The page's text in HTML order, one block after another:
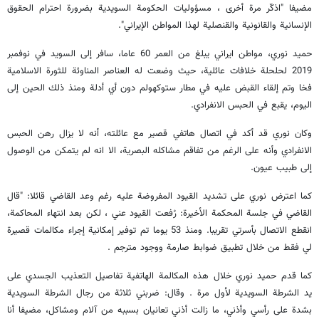
مضيفا "اذكّر مرة أخرى ، مسؤوليات الحكومة السويدية بضرورة احترام الحقوق
الإنسانية والقانونية والقنصلية لهذا المواطن الإيراني".
حميد نوري، مواطن ايراني يبلغ من العمر 60 عاما، سافر إلى السويد في نوفمبر
2019 لحلحلة خلافات عائلية، حيث وضعت له العناصر المناوئة للثورة الاسلامية
فخا وتم إلقاء القبض عليه في مطار ستوكهولم دون أي أدلة ومنذ ذلك الحين إلى
اليوم، يقبع في الحبس الانفرادي.
وكان نوري قد أكد في اتصال هاتفي قصير مع عائلته، أنه لا يزال رهن الحبس
الانفرادي وأنه على الرغم من تفاقم مشاكله البصرية، الا انه لم يتمكن من الوصول
إلى طبيب عيون.
كما اعترض نوري على تشديد القيود المفروضة عليه رغم وعد القاضي قائلا: "قال
القاضي في جلسة المحكمة الأخيرة: رُفعت القيود عني ، لكن بعد انتهاء المحاكمة،
انقطع الاتصال بأسرتي تقريبا. ومنذ 53 يوما تم توفير إمكانية إجراء مكالمات قصيرة
لي فقط من خلال تطبيق ضوابط صارمة ووجود مترجم .
كما قدم حميد نوري خلال هذه المكالمة الهاتفية تفاصيل التعذيب الجسدي على
يد الشرطة السويدية لأول مرة . وقال: ضربني ثلاثة من رجال الشرطة السويدية
بشدة على رأسي وأذني، ما زالت أذني تعانيان بسببه من آلام ومشاكل، مضيفا أنا